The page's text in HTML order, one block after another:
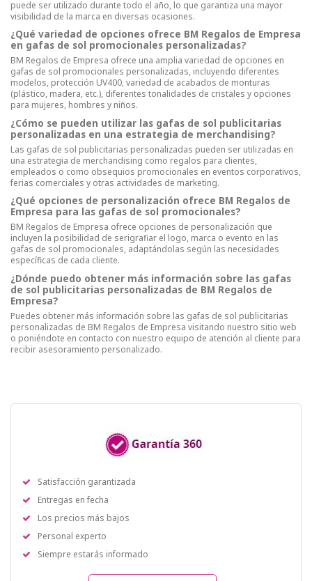
puede ser utilizado durante todo el año, lo que garantiza una mayor
visibilidad de la marca en diversas ocasiones.
¿Qué variedad de opciones ofrece BM Regalos de Empresa
en gafas de sol promocionales personalizadas?
BM Regalos de Empresa ofrece una amplia variedad de opciones en
gafas de sol promocionales personalizadas, incluyendo diferentes
modelos, protección UV400, variedad de acabados de monturas
(plástico, madera, etc.), diferentes tonalidades de cristales y opciones
para mujeres, hombres y niños.
¿Cómo se pueden utilizar las gafas de sol publicitarias
personalizadas en una estrategia de merchandising?
Las gafas de sol publicitarias personalizadas pueden ser utilizadas en
una estrategia de merchandising como regalos para clientes,
empleados o como obsequios promocionales en eventos corporativos,
ferias comerciales y otras actividades de marketing.
¿Qué opciones de personalización ofrece BM Regalos de
Empresa para las gafas de sol promocionales?
BM Regalos de Empresa ofrece opciones de personalización que
incluyen la posibilidad de serigrafiar el logo, marca o evento en las
gafas de sol promocionales, adaptándolas según las necesidades
específicas de cada cliente.
¿Dónde puedo obtener más información sobre las gafas
de sol publicitarias personalizadas de BM Regalos de
Empresa?
Puedes obtener más información sobre las gafas de sol publicitarias
personalizadas de BM Regalos de Empresa visitando nuestro sitio web
o poniéndote en contacto con nuestro equipo de atención al cliente para
recibir asesoramiento personalizado.
Satisfacción garantizada
Entregas en fecha
Los precios más bajos
Personal experto
Siempre estarás informado